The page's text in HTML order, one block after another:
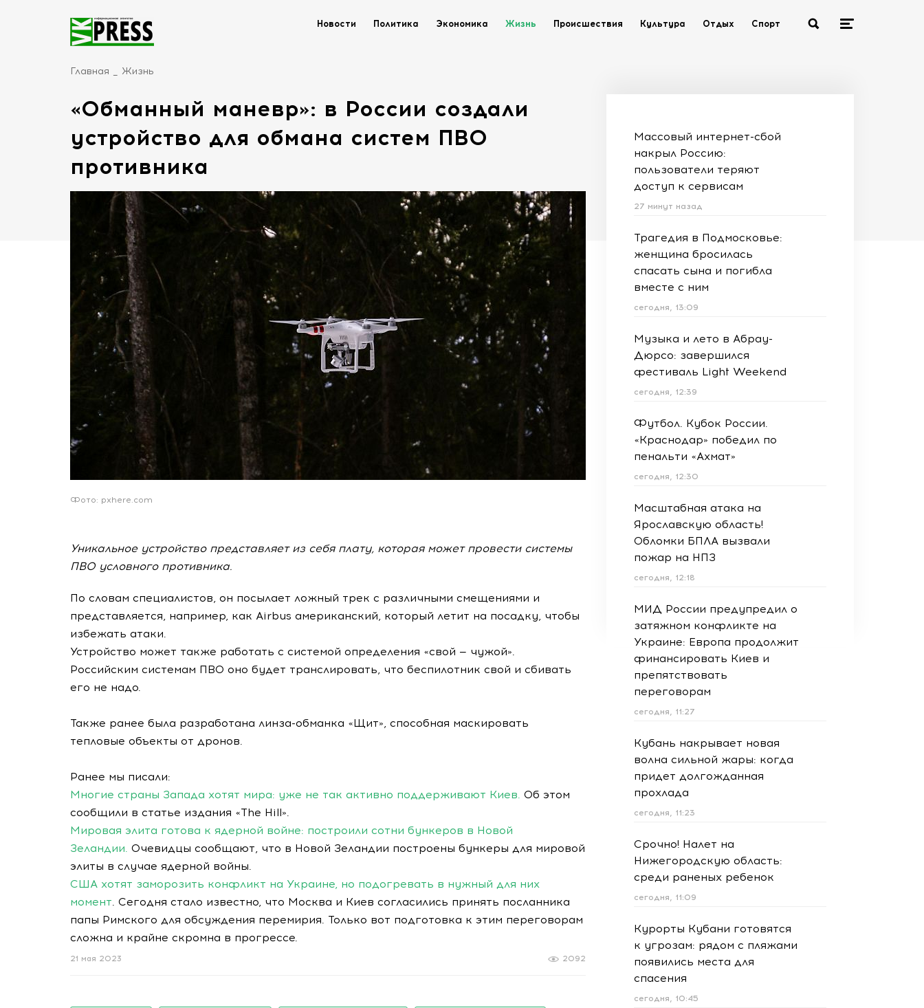
Новости Политика Экономика Жизнь Происшествия Культура Отдых Спорт
Главная Жизнь
«Обманный маневр»: в России создали
устройство для обмана систем ПВО
противника
Фото: pxhere.com
Уникальное устройство представляет из себя плату, которая может провести системы
ПВО условного противника.
По словам специалистов, он посылает ложный трек с различными смещениями и
представляется, например, как Airbus американский, который летит на посадку, чтобы
избежать атаки.
Устройство может также работать с системой определения «свой — чужой».
Российским системам ПВО оно будет транслировать, что беспилотник свой и сбивать
его не надо.
Также ранее была разработана линза-обманка «Щит», способная маскировать
тепловые объекты от дронов.
Ранее мы писали:
Многие страны Запада хотят мира: уже не так активно поддерживают Киев. Об этом
сообщили в статье издания «The Hill».
Мировая элита готова к ядерной войне: построили сотни бункеров в Новой
Зеландии. Очевидцы сообщают, что в Новой Зеландии построены бункеры для мировой
элиты в случае ядерной войны.
США хотят заморозить конфликт на Украине, но подогревать в нужный для них
момент. Сегодня стало известно, что Москва и Киев согласились принять посланника
папы Римского для обсуждения перемирия. Только вот подготовка к этим переговорам
сложна и крайне скромна в прогрессе.
2092
21 мая 2023
Массовый интернет-сбой
накрыл Россию:
пользователи теряют
доступ к сервисам
27 минут назад
Трагедия в Подмосковье:
женщина бросилась
спасать сына и погибла
вместе с ним
сегодня, 13:09
Музыка и лето в Абрау-
Дюрсо: завершился
фестиваль Light Weekend
сегодня, 12:39
Футбол. Кубок России.
«Краснодар» победил по
пенальти «Ахмат»
сегодня, 12:30
Масштабная атака на
Ярославскую область!
Обломки БПЛА вызвали
пожар на НПЗ
сегодня, 12:18
МИД России предупредил о
затяжном конфликте на
Украине: Европа продолжит
финансировать Киев и
препятствовать
переговорам
сегодня, 11:27
Кубань накрывает новая
волна сильной жары: когда
придет долгожданная
прохлада
сегодня, 11:23
Срочно! Налет на
Нижегородскую область:
среди раненых ребенок
сегодня, 11:09
Курорты Кубани готовятся
к угрозам: рядом с пляжами
появились места для
спасения
сегодня, 10:45